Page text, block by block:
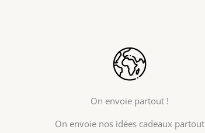
On envoie partout !
On envoie nos idées cadeaux partout